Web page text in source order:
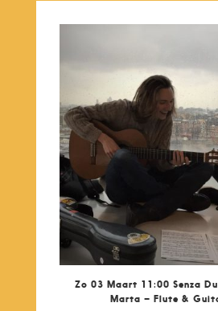
Zo 03 Maart 11:00 Senza
Marta – Flute &